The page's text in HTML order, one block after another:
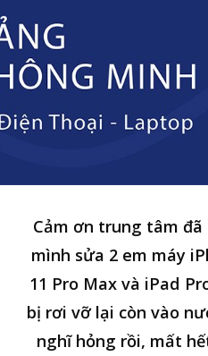
Cảm ơn trung tâm đã
mình sửa 2 em máy
11 Pro Max và iPad
bị rơi vỡ lại còn vào
nghĩ hỏng rồi, mất